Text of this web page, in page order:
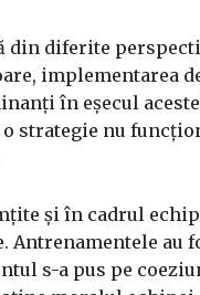
din diferite
implementarea
în eșecul
strategie nu
și în cadrul
Antrenamentele au
s-a pus pe